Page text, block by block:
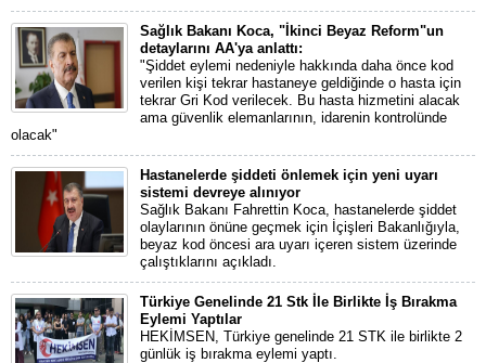
Sağlık Bakanı Koca, "İkinci Beyaz Reform"un
detaylarını AA'ya anlattı:
"Şiddet eylemi nedeniyle hakkında daha önce kod
verilen kişi tekrar hastaneye geldiğinde o hasta için
tekrar Gri Kod verilecek. Bu hasta hizmetini alacak
ama güvenlik elemanlarının, idarenin kontrolünde
olacak"
Hastanelerde şiddeti önlemek için yeni uyarı
sistemi devreye alınıyor
Sağlık Bakanı Fahrettin Koca, hastanelerde şiddet
olaylarının önüne geçmek için İçişleri Bakanlığıyla,
beyaz kod öncesi ara uyarı içeren sistem üzerinde
çalıştıklarını açıkladı.
Türkiye Genelinde 21 Stk İle Birlikte İş Bırakma
Eylemi Yaptılar
HEKİMSEN, Türkiye genelinde 21 STK ile birlikte 2
günlük iş bırakma eylemi yaptı.